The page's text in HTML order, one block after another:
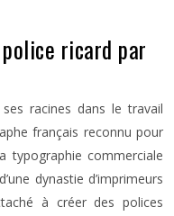
ricard par
racines dans le travail
français reconnu pour
typographie commerciale
dynastie d’imprimeurs
à créer des polices